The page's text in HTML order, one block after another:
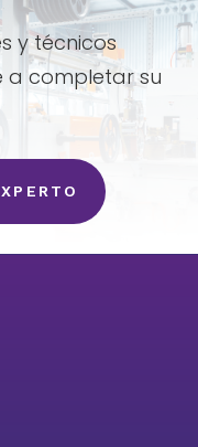
y técnicos
a completar su